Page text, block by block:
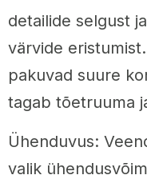
detailide selgust
värvide
pakuvad suure
tagab tõetruuma
Ühenduvus:
valik